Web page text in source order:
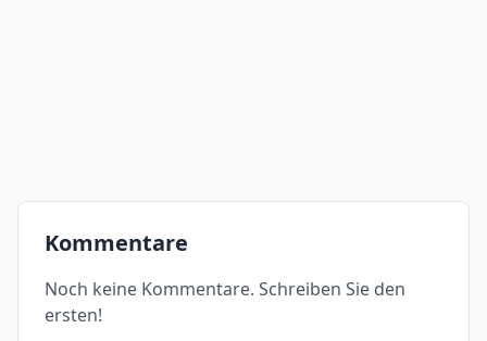
Kommentare
Noch keine Kommentare. Schreiben Sie den
ersten!